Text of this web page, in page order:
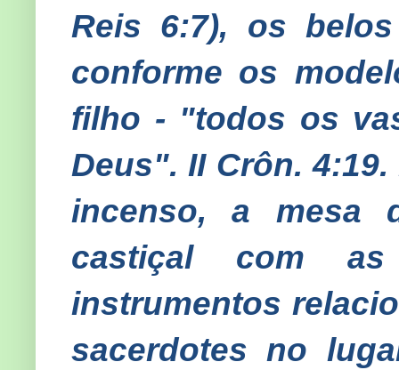
Reis 6:7), os
conforme os
filho - "todos os
Deus". II Crôn.
incenso, a mesa
castiçal com
instrumentos
sacerdotes no